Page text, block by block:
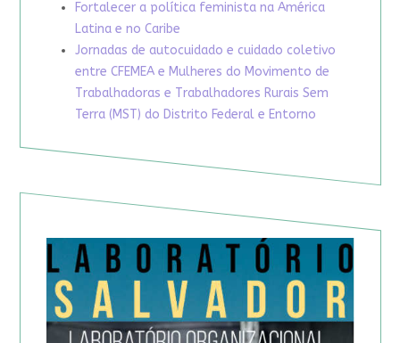
Fortalecer a política feminista na América
Latina e no Caribe
Jornadas de autocuidado e cuidado coletivo
entre CFEMEA e Mulheres do Movimento de
Trabalhadoras e Trabalhadores Rurais Sem
Terra (MST) do Distrito Federal e Entorno